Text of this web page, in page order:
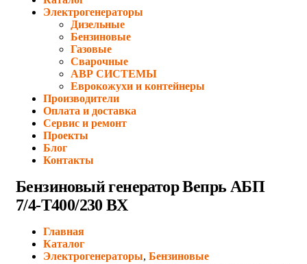
Электрогенераторы
Дизельные
Бензиновые
Газовые
Сварочные
АВР СИСТЕМЫ
Еврокожухи и контейнеры
Производители
Оплата и доставка
Сервис и ремонт
Проекты
Блог
Контакты
Бензиновый генератор Вепрь АБП
7/4-Т400/230 ВХ
Главная
Каталог
Электрогенераторы, Бензиновые